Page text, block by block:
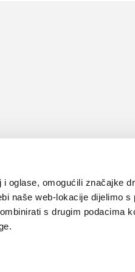
oglase, omogućili značajke
naše web-lokacije dijelimo s
s drugim podacima
Važne pravne